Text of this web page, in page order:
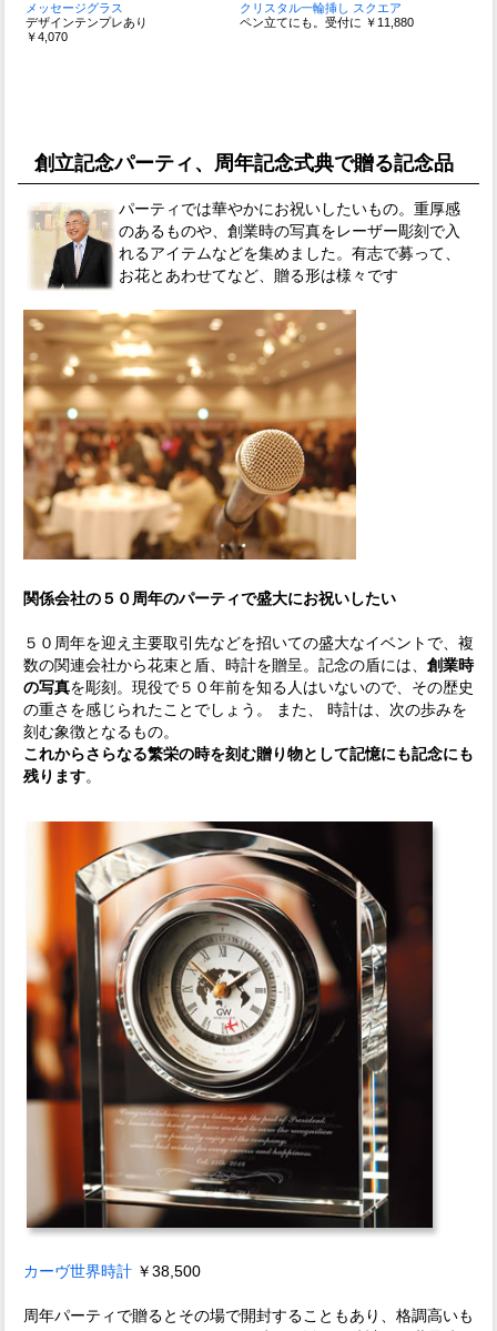
メッセージグラス
デザインテンプレあり
￥4,070
クリスタル一輪挿し スクエア
ペン立てにも。受付に ￥11,880
創立記念パーティ、周年記念式典で贈る記念品
パーティでは華やかにお祝いしたいもの。重厚感
のあるものや、創業時の写真をレーザー彫刻で入
れるアイテムなどを集めました。有志で募って、
お花とあわせてなど、贈る形は様々です
関係会社の５０周年のパーティで盛大にお祝いしたい
５０周年を迎え主要取引先などを招いての盛大なイベントで、複
数の関連会社から花束と盾、時計を贈呈。記念の盾には、 創業時
の写真を彫刻。現役で５０年前を知る人はいないので、その歴史
の重さを感じられたことでしょう。 また、 時計は、次の歩みを
刻む象徴となるもの。
これからさらなる繁栄の時を刻む贈り物として記憶にも記念にも
残ります。
カーヴ世界時計￥38,500
周年パーティで贈るとその場で開封することもあり、格調高いも